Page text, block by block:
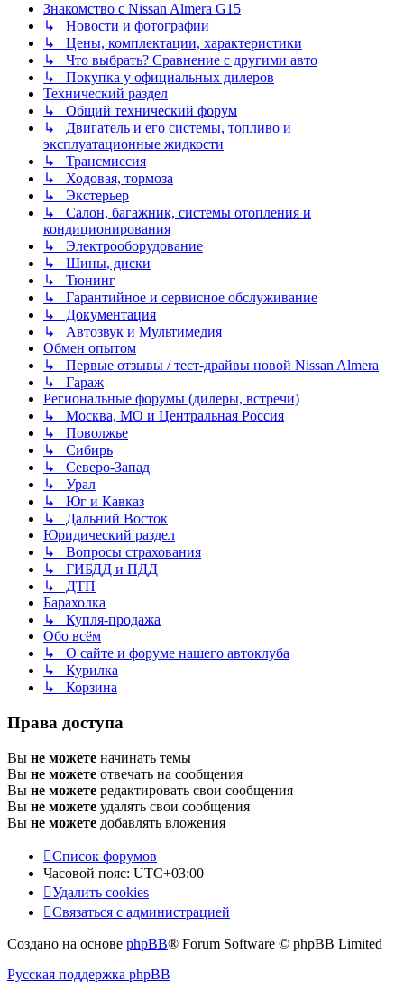
Знакомство с Nissan Almera G15
↳ Новости и фотографии
↳ Цены, комплектации, характеристики
↳ Что выбрать? Сравнение с другими авто
↳ Покупка у официальных дилеров
Технический раздел
↳ Общий технический форум
↳ Двигатель и его системы, топливо и
эксплуатационные жидкости
↳ Трансмиссия
↳ Ходовая, тормоза
↳ Экстерьер
↳ Салон, багажник, системы отопления и
кондиционирования
↳ Электрооборудование
↳ Шины, диски
↳ Тюнинг
↳ Гарантийное и сервисное обслуживание
↳ Документация
↳ Автозвук и Мультимедия
Обмен опытом
↳ Первые отзывы / тест-драйвы новой Nissan Almera
↳ Гараж
Региональные форумы (дилеры, встречи)
↳ Москва, МО и Центральная Россия
↳ Поволжье
↳ Сибирь
↳ Северо-Запад
↳ Урал
↳ Юг и Кавказ
↳ Дальний Восток
Юридический раздел
↳ Вопросы страхования
↳ ГИБДД и ПДД
↳ ДТП
Барахолка
↳ Купля-продажа
Обо всём
↳ О сайте и форуме нашего автоклуба
↳ Курилка
↳ Корзина
Права доступа
Вы не можете начинать темы
Вы не можете отвечать на сообщения
Вы не можете редактировать свои сообщения
Вы не можете удалять свои сообщения
Вы не можете добавлять вложения
Список форумов
Часовой пояс: UTC+03:00
Удалить cookies
Связаться с администрацией
Создано на основе phpBB® Forum Software © phpBB Limited
Русская поддержка phpBB